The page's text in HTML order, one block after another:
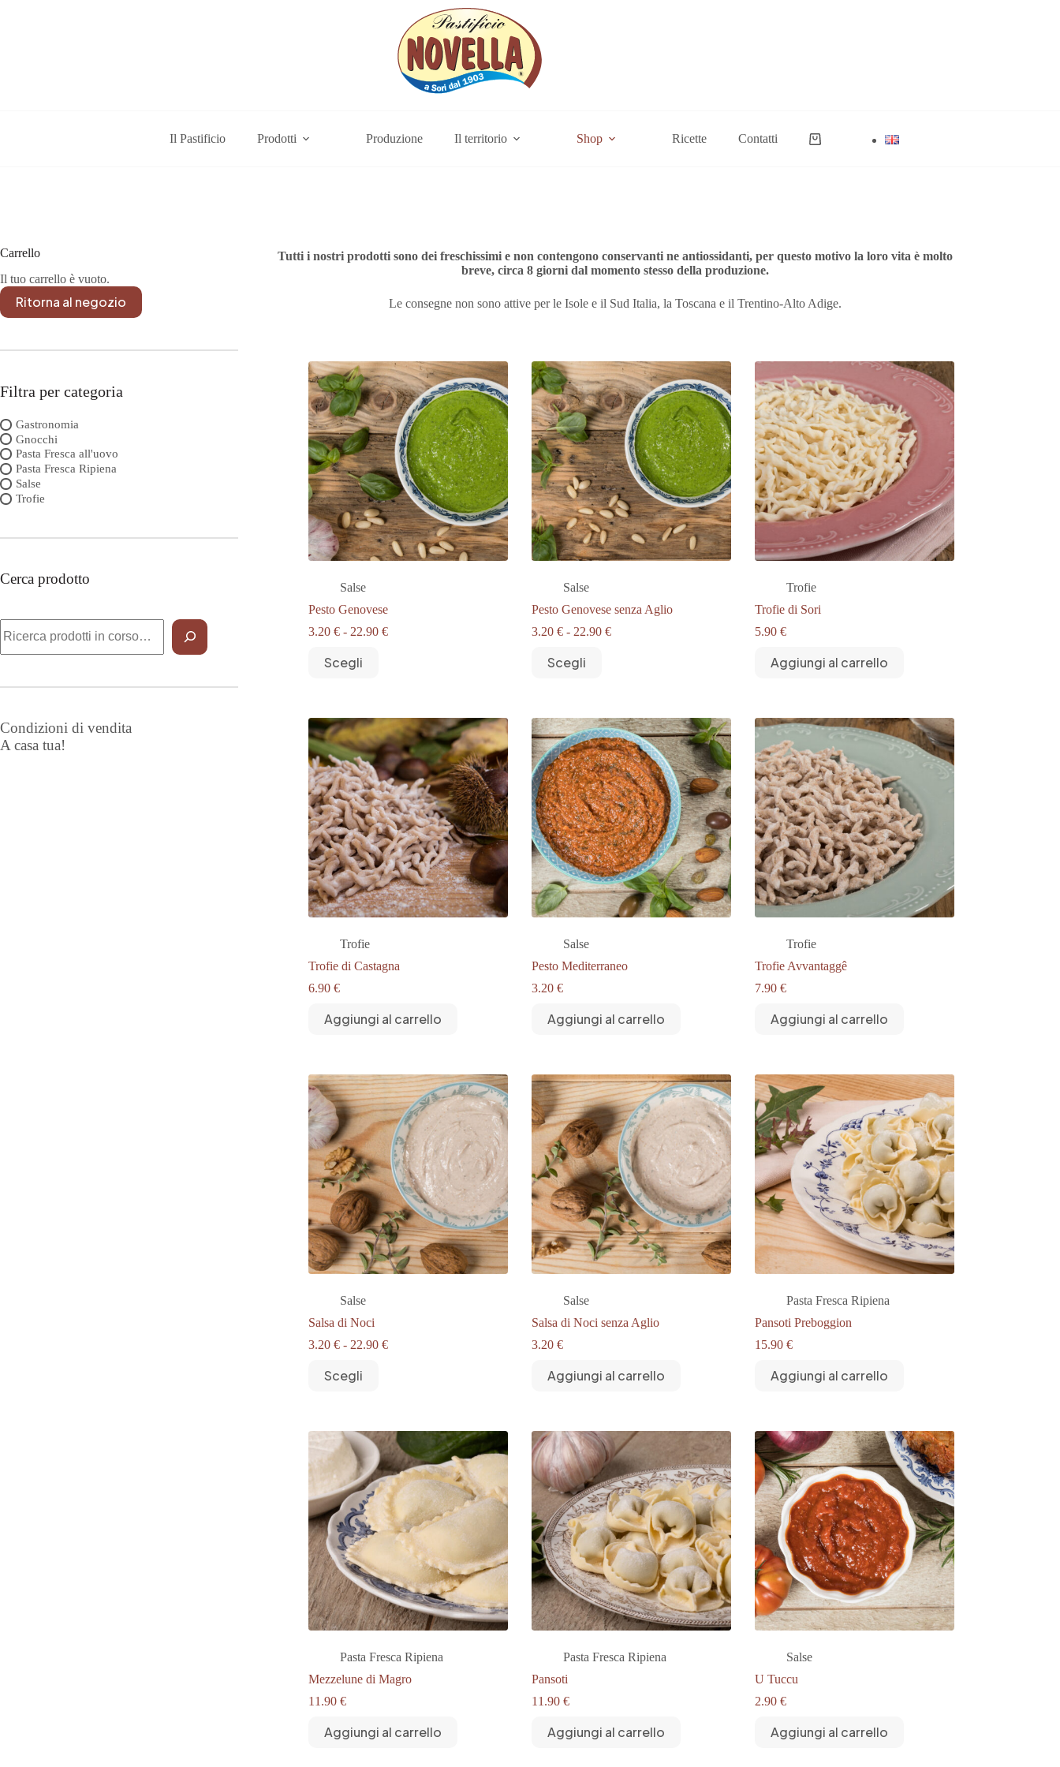
Il Pastificio Prodotti Produzione Il territorio Shop Ricette Contatti Carrello
Tutti i nostri prodotti sono dei freschissimi e non contengono conservanti ne antiossidanti, per questo motivo la loro vita è molto
breve, circa 8 giorni dal momento stesso della produzione.
Le consegne non sono attive per le Isole e il Sud Italia, la Toscana e il Trentino-Alto Adige.
Salse
Pesto Genovese
3.20 € - 22.90 €Fascia
22.90 €
Scegli
prodotto
Le
opzioni
possono
essere
scelte
nella
pagina
del
prodotto
Salse
Pesto Genovese senza Aglio
3.20 € - 22.90 €Fascia
22.90 €
Scegli
prodotto
Le
opzioni
possono
essere
scelte
nella
pagina
del
prodotto
Trofie
Trofie di Sori
5.90 €
Aggiungi al carrello
Trofie
Trofie di Castagna
6.90 €
Aggiungi al carrello
Salse
Pesto Mediterraneo
3.20 €
Aggiungi al carrello
Trofie
Trofie Avvantaggê
7.90 €
Aggiungi al carrello
Salse
Salsa di Noci
3.20 € - 22.90 €Fascia
22.90 €
Scegli
prodotto
Le
opzioni
possono
essere
scelte
nella
pagina
del
prodotto
Salse
Salsa di Noci senza Aglio
3.20 €
Aggiungi al carrello
Pasta Fresca Ripiena
Pansoti Preboggion
15.90 €
Aggiungi al carrello
Pasta Fresca Ripiena
Mezzelune di Magro
11.90 €
Aggiungi al carrello
Pasta Fresca Ripiena
Pansoti
11.90 €
Aggiungi al carrello
Salse
U Tuccu
2.90 €
Aggiungi al carrello
Carrello
Il tuo carrello è vuoto.
Ritorna al negozio
Filtra per categoria
Gastronomia
Gnocchi
Pasta Fresca all'uovo
Pasta Fresca Ripiena
Salse
Trofie
Cerca prodotto
Condizioni di vendita
A casa tua!